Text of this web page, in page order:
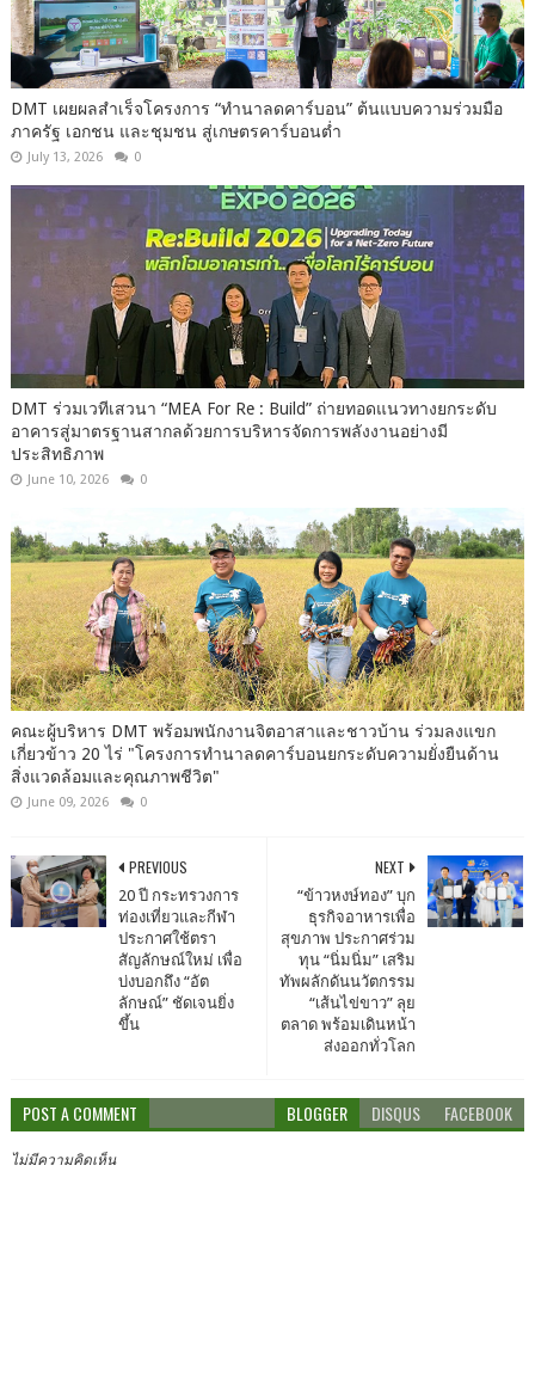
DMT เผยผลสำเร็จโครงการ “ทำนาลดคาร์บอน” ต้นแบบความร่วมมือ
ภาครัฐ เอกชน และชุมชน สู่เกษตรคาร์บอนต่ำ
July 13, 2026 0
DMT ร่วมเวทีเสวนา “MEA For Re : Build” ถ่ายทอดแนวทางยกระดับ
อาคารสู่มาตรฐานสากลด้วยการบริหารจัดการพลังงานอย่างมี
ประสิทธิภาพ
June 10, 2026 0
คณะ​ผู้บริหาร​ DMT​ พร้อม​พนักงาน​จิต​อาสา​และชาวบ้าน​ ร่วมลงแขก​
เกี่ยวข้าว​ 20​ ไร่​ "โครงการ​ทำนา​ลดคาร์บอนยกระดับ​ความ​ยั่งยืน​ด้าน​
สิ่งแวดล้อม​และ​คุณภาพ​ชีวิต"
June 09, 2026 0
NEXT
“ข้าวหงษ์ทอง” บุก
ธุรกิจอาหารเพื่อ
สุขภาพ ประกาศร่วม
ทุน “นิ่มนิ่ม” เสริม
ทัพผลักดันนวัตกรรม
“เส้นไข่ขาว” ลุย
ตลาด พร้อมเดินหน้า
ส่งออกทั่วโลก
PREVIOUS
20 ปี กระทรวงการ
ท่องเที่ยวและกีฬา
ประกาศใช้ตรา
สัญลักษณ์ใหม่ เพื่อ
บ่งบอกถึง “อัต
ลักษณ์” ชัดเจนยิ่ง
ขึ้น
POST A COMMENT BLOGGER DISQUS FACEBOOK
ไม่มีความคิดเห็น